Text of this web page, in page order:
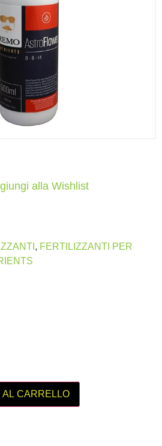
alla Wishlist
, FERTILIZZANTI PER
AL CARRELLO